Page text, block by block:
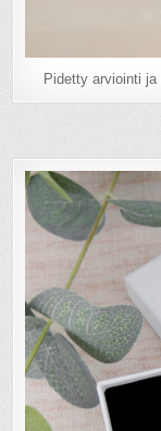
Pidetty arviointi